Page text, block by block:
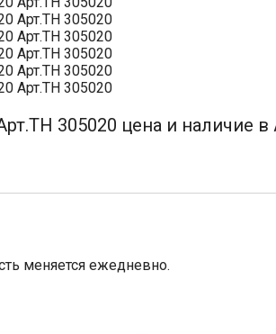
305020 цена и наличие в
меняется ежедневно.